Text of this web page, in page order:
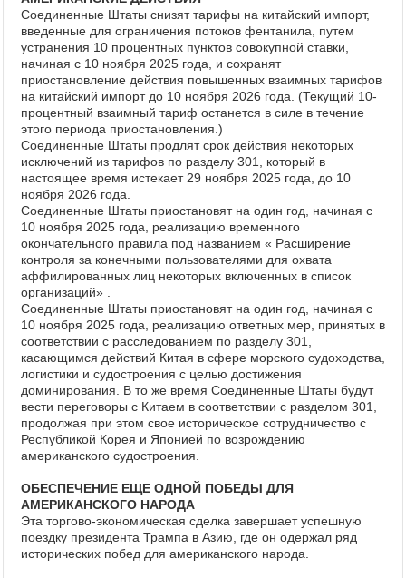
Соединенные Штаты снизят тарифы на китайский импорт,
введенные для ограничения потоков фентанила, путем
устранения 10 процентных пунктов совокупной ставки,
начиная с 10 ноября 2025 года, и сохранят
приостановление действия повышенных взаимных тарифов
на китайский импорт до 10 ноября 2026 года. (Текущий 10-
процентный взаимный тариф останется в силе в течение
этого периода приостановления.)
Соединенные Штаты продлят срок действия некоторых
исключений из тарифов по разделу 301, который в
настоящее время истекает 29 ноября 2025 года, до 10
ноября 2026 года.
Соединенные Штаты приостановят на один год, начиная с
10 ноября 2025 года, реализацию временного
окончательного правила под названием « Расширение
контроля за конечными пользователями для охвата
аффилированных лиц некоторых включенных в список
организаций» .
Соединенные Штаты приостановят на один год, начиная с
10 ноября 2025 года, реализацию ответных мер, принятых в
соответствии с расследованием по разделу 301,
касающимся действий Китая в сфере морского судоходства,
логистики и судостроения с целью достижения
доминирования. В то же время Соединенные Штаты будут
вести переговоры с Китаем в соответствии с разделом 301,
продолжая при этом свое историческое сотрудничество с
Республикой Корея и Японией по возрождению
американского судостроения.
ОБЕСПЕЧЕНИЕ ЕЩЕ ОДНОЙ ПОБЕДЫ ДЛЯ
АМЕРИКАНСКОГО НАРОДА
Эта торгово-экономическая сделка завершает успешную
поездку президента Трампа в Азию, где он одержал ряд
исторических побед для американского народа.